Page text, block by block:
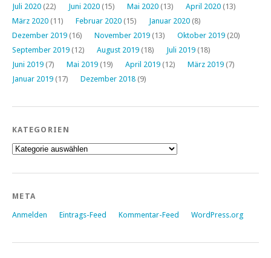
Juli 2020 (22) Juni 2020 (15) Mai 2020 (13) April 2020 (13)
März 2020 (11) Februar 2020 (15) Januar 2020 (8)
Dezember 2019 (16) November 2019 (13) Oktober 2019 (20)
September 2019 (12) August 2019 (18) Juli 2019 (18)
Juni 2019 (7) Mai 2019 (19) April 2019 (12) März 2019 (7)
Januar 2019 (17) Dezember 2018 (9)
KATEGORIEN
Kategorien
META
Anmelden Eintrags-Feed Kommentar-Feed WordPress.org